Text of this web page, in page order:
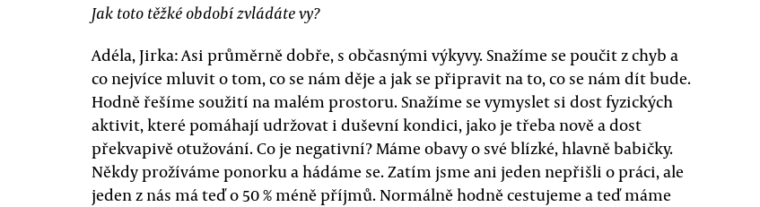
Jak toto těžké období zvládáte vy?
Adéla, Jirka: Asi průměrně dobře, s občasnými výkyvy. Snažíme se poučit z chyb a
co nejvíce mluvit o tom, co se nám děje a jak se připravit na to, co se nám dít bude.
Hodně řešíme soužití na malém prostoru. Snažíme se vymyslet si dost fyzických
aktivit, které pomáhají udržovat i duševní kondici, jako je třeba nově a dost
překvapivě otužování. Co je negativní? Máme obavy o své blízké, hlavně babičky.
Někdy prožíváme ponorku a hádáme se. Zatím jsme ani jeden nepřišli o práci, ale
jeden z nás má teď o 50 % méně příjmů. Normálně hodně cestujeme a teď máme